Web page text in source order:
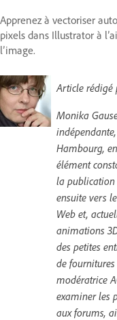
Apprenez à vectoriser
pixels dans Illustrator à
l’image.
Article rédigé
Monika
Hambourg,
élément
la publication
ensuite vers
Web et,
animations
des petites
de fournitures
modératrice
examiner les
aux forums,